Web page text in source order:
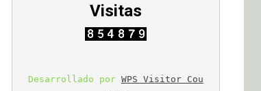
Visitas
Desarrollado por WPS Visitor Cou